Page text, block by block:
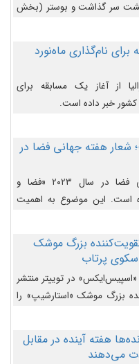
پشت سر گذاشت و بوستر (بخش
تعیین‌شده کند و سپس با یک
از آن جدا شود.
نام‌گذاری ماه‌نورد
از آغاز یک مسابقه برای
کشور خبر داده است.
شعار هفته جهانی فضا در
موضوع هفته جهانی فضا در سال ۲۰۲۳ «فضا و
است. این موضوع به اهمیت
حوزه فضایی و مزایای جدیدی که
می‌کنند، می‌پردازد.
بزرگ موشک
پرتاب
در توییتر منتشر
بزرگ موشک «استارشیپ» را
هفته آینده در مقابل
می‌دهند